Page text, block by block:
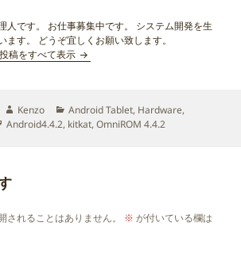
人です。 お仕事募集中です。 システム開発を生
ます。 どうぞ宜しくお願い致します。
稿をすべて表示
作
成
Kenzo
カ
テ
Android Tablet, Hardware,
タ
Android4.4.2, kitkat,OmniROM 4.4.2
されることはありません。 ※ が付いている欄は